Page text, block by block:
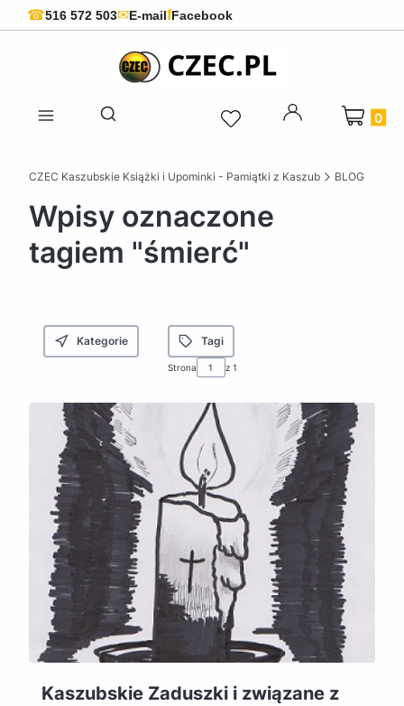
☎516 572 503✉E-mailfFacebook
Otwórz wyszukiwarkę
Produkty
CZEC Kaszubskie Książki i Upominki - Pamiątki z Kaszub BLOG
Wpisy oznaczone
tagiem "śmierć"
Kategorie Tagi
Strona z 1
Kaszubskie Zaduszki i związane z